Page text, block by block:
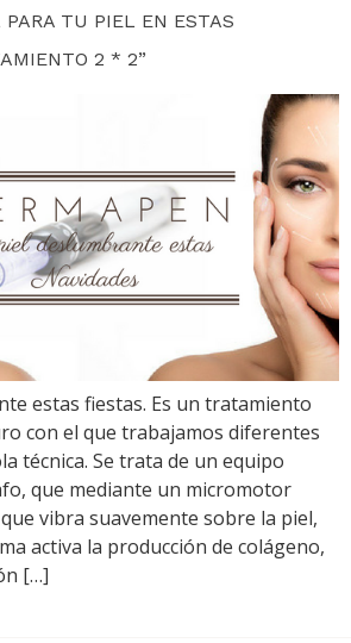
TU PIEL EN ESTAS
2 * 2”
estas fiestas. Es un tratamiento
con el que trabajamos diferentes
técnica. Se trata de un equipo
que mediante un micromotor
vibra suavemente sobre la piel,
activa la producción de colágeno,
[…]